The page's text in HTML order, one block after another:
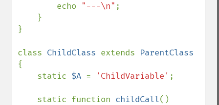
        echo
"---\n" ;
}
class ChildClass extends
{
    static
$A = 'ChildVariable' ;
    static function
childCall()